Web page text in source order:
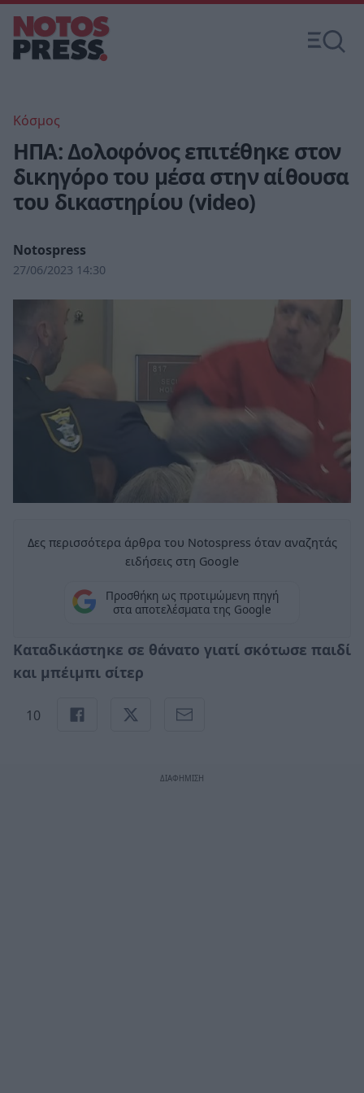
Κόσμος
ΗΠΑ: Δολοφόνος επιτέθηκε στον
δικηγόρο του μέσα στην αίθουσα
του δικαστηρίου (video)
Notospress
27/06/2023 14:30
Δες περισσότερα άρθρα του Notospress όταν αναζητάς
ειδήσεις στη Google
Προσθήκη ως προτιμώμενη πηγή
στα αποτελέσματα της Google
Καταδικάστηκε σε θάνατο γιατί σκότωσε παιδί
και μπέιμπι σίτερ
10